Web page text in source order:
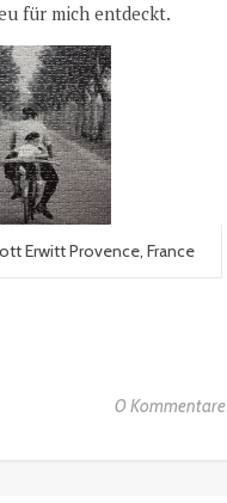
für mich entdeckt.
Erwitt Provence, France
0 Kommentare